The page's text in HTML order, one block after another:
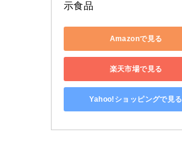
示食品
Amazonで見る
楽天市場で見る
Yahoo!ショッピングで見る